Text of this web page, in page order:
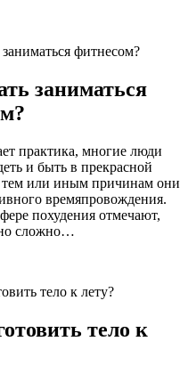
заниматься
практика, многие люди
и быть в прекрасной
или иным причинам они
времяпровождения.
похудения отмечают,
сложно…
тело к